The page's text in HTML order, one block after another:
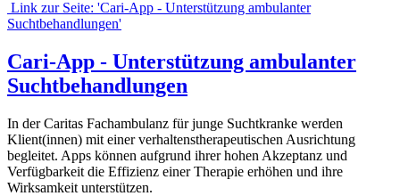
Link zur Seite: 'Cari-App - Unterstützung ambulanter
Suchtbehandlungen'
Cari-App - Unterstützung ambulanter
Suchtbehandlungen
In der Caritas Fachambulanz für junge Suchtkranke werden
Klient(innen) mit einer verhaltenstherapeutischen Ausrichtung
begleitet. Apps können aufgrund ihrer hohen Akzeptanz und
Verfügbarkeit die Effizienz einer Therapie erhöhen und ihre
Wirksamkeit unterstützen.